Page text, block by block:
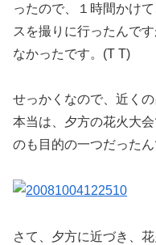
ったので、１時間かけ
スを撮りに行ったんで
なかったです。(T T)
せっかくなので、近く
本当は、夕方の花火大
のも目的の一つだったん
さて、夕方に近づき、